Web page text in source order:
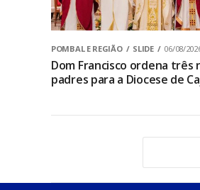
POMBAL E REGIÃO SLIDE 06/08/
Dom Francisco ordena três
padres para a Diocese de